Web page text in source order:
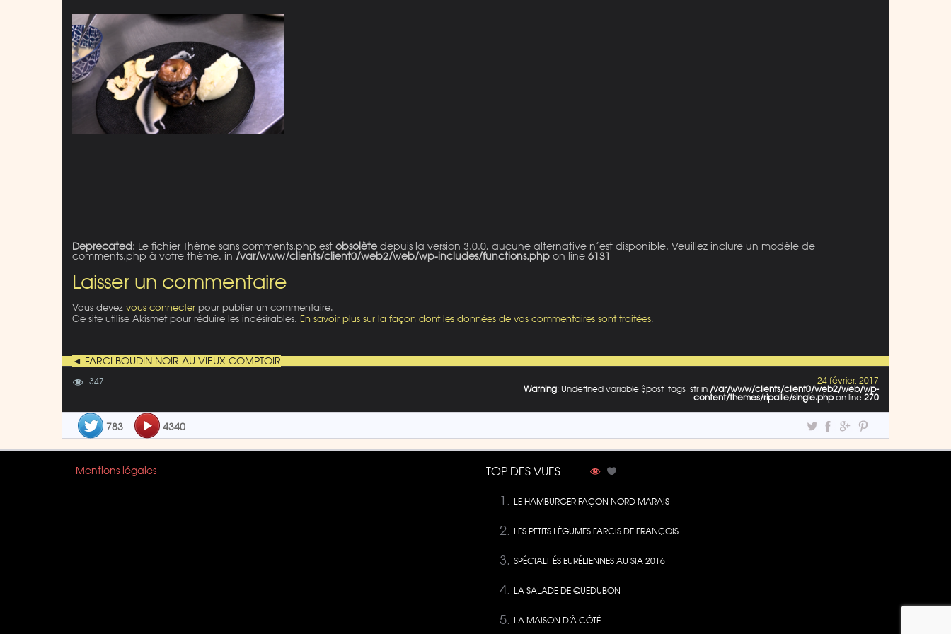
Deprecated: Le fichier Thème sans comments.php est obsolète depuis la version 3.0.0, aucune alternative n’est disponible. Veuillez inclure un modèle de
comments.php à votre thème. in /var/www/clients/client0/web2/web/wp-includes/functions.php on line 6131
Laisser un commentaire
Vous devez vous connecter pour publier un commentaire.
Ce site utilise Akismet pour réduire les indésirables. En savoir plus sur la façon dont les données de vos commentaires sont traitées.
◄ FARCI BOUDIN NOIR AU VIEUX COMPTOIR
347
24 février, 2017
Warning: Undefined variable $post_tags_str in /var/www/clients/client0/web2/web/wp-
content/themes/ripaille/single.phpon line 270
783 4340
Mentions légales TOP DES VUES
LE HAMBURGER FAÇON NORD MARAIS
LES PETITS LÉGUMES FARCIS DE FRANÇOIS
SPÉCIALITÉS EURÉLIENNES AU SIA 2016
LA SALADE DE QUEDUBON
LA MAISON D’À CÔTÉ